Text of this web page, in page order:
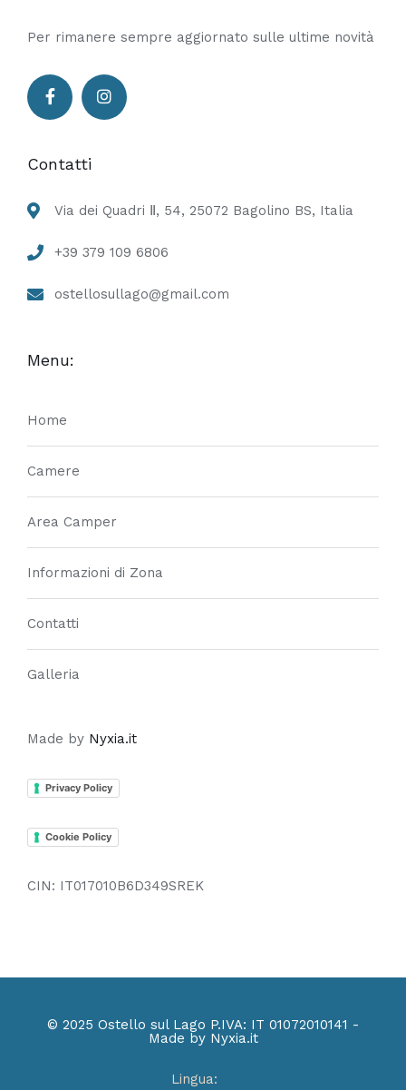
Per rimanere sempre aggiornato sulle ultime novità
Contatti
Via dei Quadri Ⅱ, 54, 25072 Bagolino BS, Italia
+39 379 109 6806
ostellosullago@gmail.com
Menu:
Home
Camere
Area Camper
Informazioni di Zona
Contatti
Galleria
Made by Nyxia.it
Privacy Policy
Cookie Policy
CIN: IT017010B6D349SREK
© 2025 Ostello sul Lago P.IVA: IT 01072010141 -
Made by Nyxia.it
Lingua: